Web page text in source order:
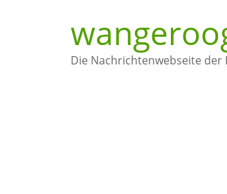
Die Nachrichtenwebseite der